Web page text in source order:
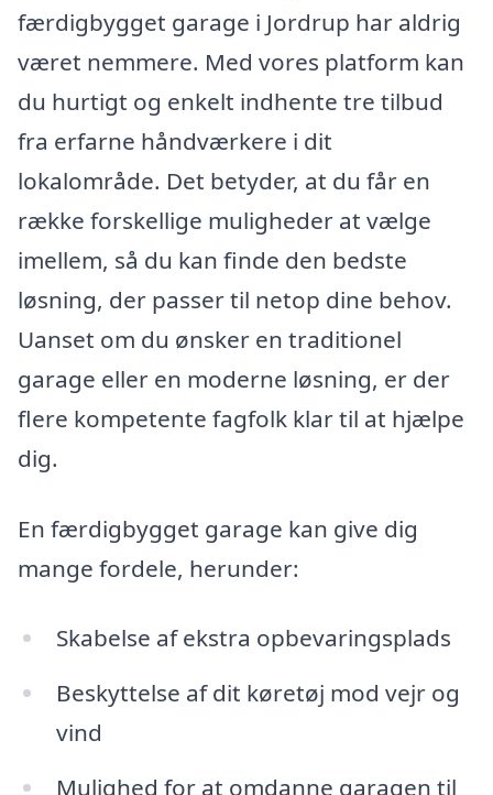
færdigbygget garage i Jordrup har aldrig
været nemmere. Med vores platform kan
du hurtigt og enkelt indhente tre tilbud
fra erfarne håndværkere i dit
lokalområde. Det betyder, at du får en
række forskellige muligheder at vælge
imellem, så du kan finde den bedste
løsning, der passer til netop dine behov.
Uanset om du ønsker en traditionel
garage eller en moderne løsning, er der
flere kompetente fagfolk klar til at hjælpe
dig.
En færdigbygget garage kan give dig
mange fordele, herunder:
Skabelse af ekstra opbevaringsplads
Beskyttelse af dit køretøj mod vejr og
vind
Mulighed for at omdanne garagen til